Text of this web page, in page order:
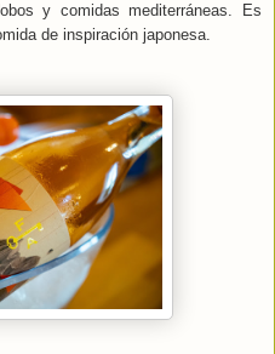
y comidas mediterráneas. Es
de inspiración japonesa.